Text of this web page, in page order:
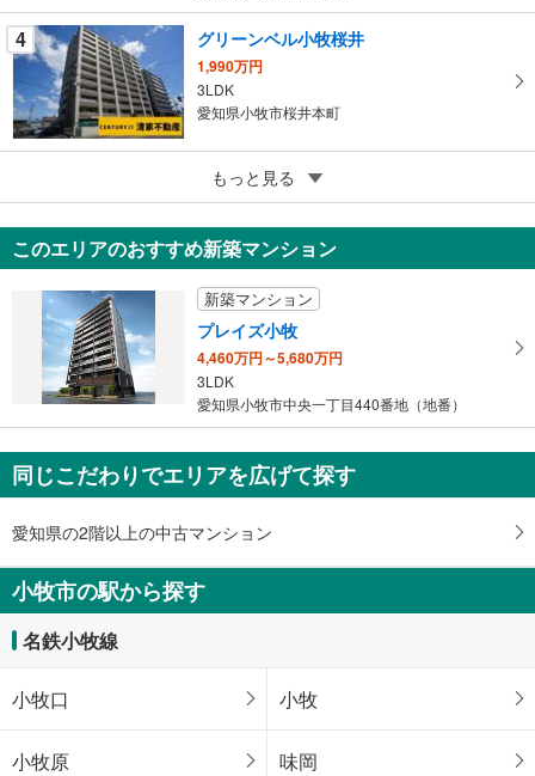
る
4 グリーンベル小牧桜井
1,990万円
3LDK
愛知県小牧市桜井本町
成約でもらえる
スカイステージ33
1,790万円
3LDK
もっと見る
このエリアのおすすめ新築マンション
新築マンション
プレイズ小牧
4,460万円～5,680万円
3LDK
愛知県小牧市中央一丁目440番地（地番）
同じこだわりでエリアを広げて探す
愛知県の2階以上の中古マンション
小牧市の駅から探す
名鉄小牧線
小牧口 小牧
小牧原 味岡